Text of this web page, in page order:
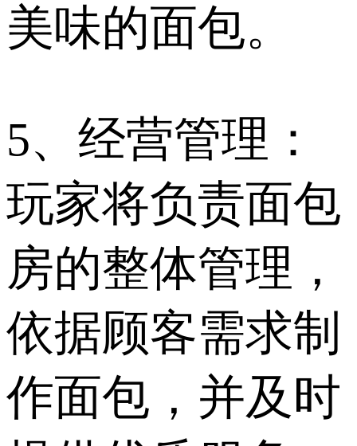
美味的面包。
5、经营管理：
玩家将负责面包
房的整体管理，
依据顾客需求制
作面包，并及时